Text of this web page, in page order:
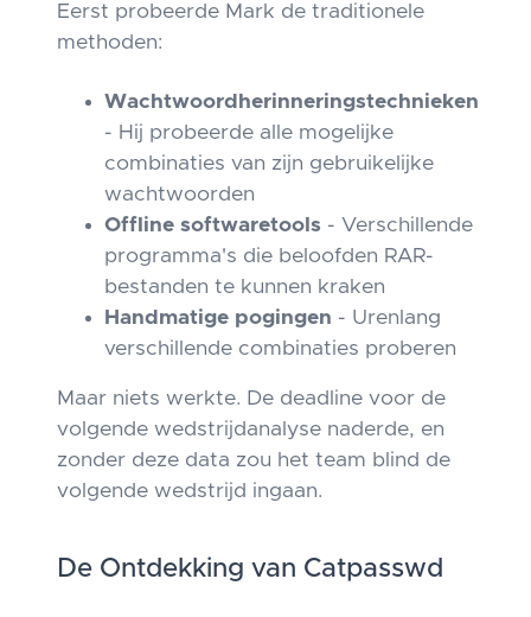
Eerst probeerde Mark de traditionele
methoden:
Wachtwoordherinneringstechnieken
- Hij probeerde alle mogelijke
combinaties van zijn gebruikelijke
wachtwoorden
Offline softwaretools - Verschillende
programma's die beloofden RAR-
bestanden te kunnen kraken
Handmatige pogingen - Urenlang
verschillende combinaties proberen
Maar niets werkte. De deadline voor de
volgende wedstrijdanalyse naderde, en
zonder deze data zou het team blind de
volgende wedstrijd ingaan.
De Ontdekking van Catpasswd